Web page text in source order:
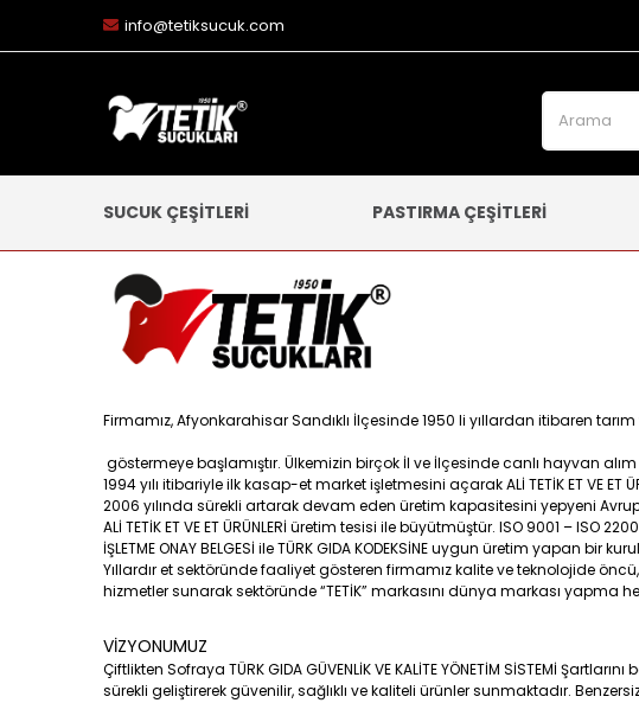
info@tetiksucuk.com
SUCUK ÇEŞİTLERİ PASTIRMA ÇEŞİTLERİ
Firmamız, Afyonkarahisar Sandıklı İlçesinde 1950 li yıllardan itibaren
göstermeye başlamıştır. Ülkemizin birçok İl ve İlçesinde canlı hayvan
1994 yılı itibariyle ilk kasap-et market işletmesini açarak ALİ TETİK ET VE ET
2006 yılında sürekli artarak devam eden üretim kapasitesini yepyeni
ALİ TETİK ET VE ET ÜRÜNLERİ üretim tesisi ile büyütmüştür. ISO 9001 – ISO
İŞLETME ONAY BELGESİ ile TÜRK GIDA KODEKSİNE uygun üretim yapan bir
Yıllardır et sektöründe faaliyet gösteren firmamız kalite ve teknolojide
hizmetler sunarak sektöründe “TETİK” markasını dünya markası
VİZYONUMUZ
Çiftlikten Sofraya TÜRK GIDA GÜVENLİK VE KALİTE YÖNETİM SİSTEMİ
sürekli geliştirerek güvenilir, sağlıklı ve kaliteli ürünler sunmaktadır.